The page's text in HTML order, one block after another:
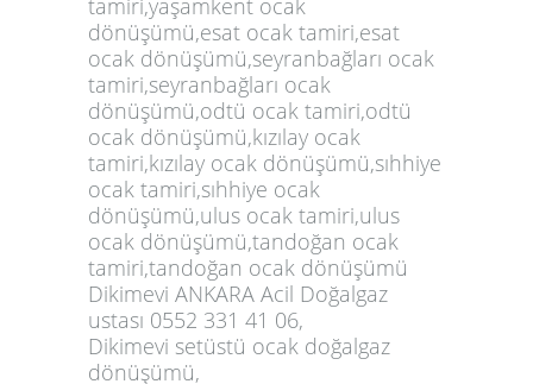
tamiri,yaşamkent ocak
dönüşümü,esat ocak tamiri,esat
ocak dönüşümü,seyranbağları ocak
tamiri,seyranbağları ocak
dönüşümü,odtü ocak tamiri,odtü
ocak dönüşümü,kızılay ocak
tamiri,kızılay ocak dönüşümü,sıhhiye
ocak tamiri,sıhhiye ocak
dönüşümü,ulus ocak tamiri,ulus
ocak dönüşümü,tandoğan ocak
tamiri,tandoğan ocak dönüşümü
Dikimevi ANKARA Acil Doğalgaz
ustası 0552 331 41 06,
Dikimevi setüstü ocak doğalgaz
dönüşümü,